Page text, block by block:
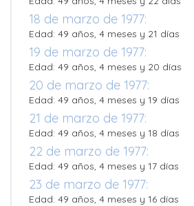
18 de marzo de 1977:
Edad: 49 años, 4 meses y 21 días
19 de marzo de 1977:
Edad: 49 años, 4 meses y 20 días
20 de marzo de 1977:
Edad: 49 años, 4 meses y 19 días
21 de marzo de 1977:
Edad: 49 años, 4 meses y 18 días
22 de marzo de 1977:
Edad: 49 años, 4 meses y 17 días
23 de marzo de 1977:
Edad: 49 años, 4 meses y 16 días